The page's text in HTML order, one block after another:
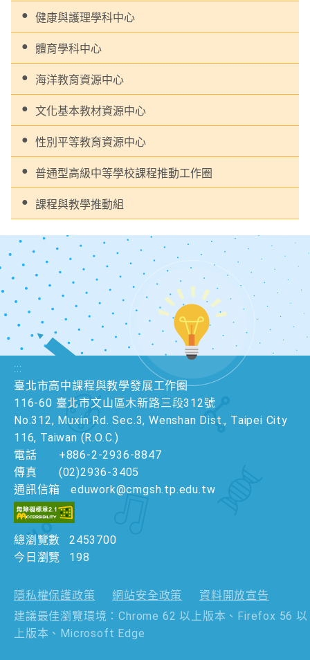
健康與護理學科中心
體育學科中心
海洋教育資源中心
文化基本教材資源中心
性別平等教育資源中心
普通型高級中等學校課程推動工作圈
課程與教學推動組
:::
臺北市高中課程與教學發展工作圈
116-60 臺北市文山區木新路三段312號
No.312, Muxin Rd. Sec.3, Wenshan Dist., Taipei City
116, Taiwan (R.O.C.)
電話
+886-2-2936-8847
傳真
(02)2936-3405
通訊信箱
eduwork@cmgsh.tp.edu.tw
總瀏覽數
2453700
今日瀏覽
198
隱私權保護政策 網站安全政策
資料開放宣告
建議最佳瀏覽環境：Chrome 62 以上版本、Firefox 56 以
上版本、Microsoft Edge